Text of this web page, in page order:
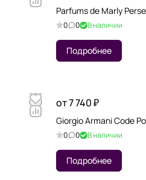
Parfums de Marly
0 0 В наличии
Подробнее
от 7 740 ₽
Giorgio Armani Code
0 0 В наличии
Подробнее